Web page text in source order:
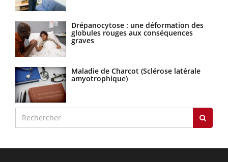
Drépanocytose : une déformation des
globules rouges aux conséquences
graves
Maladie de Charcot (Sclérose latérale
amyotrophique)